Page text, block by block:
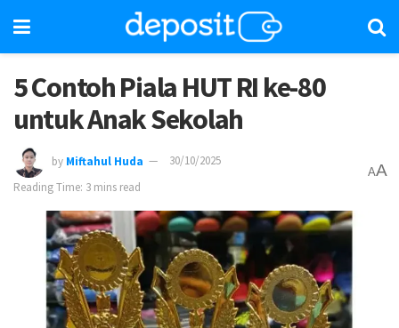
5 Contoh Piala HUT RI ke-80
untuk Anak Sekolah
by Miftahul Huda
30/10/2025
Reading Time: 3 mins read
AA